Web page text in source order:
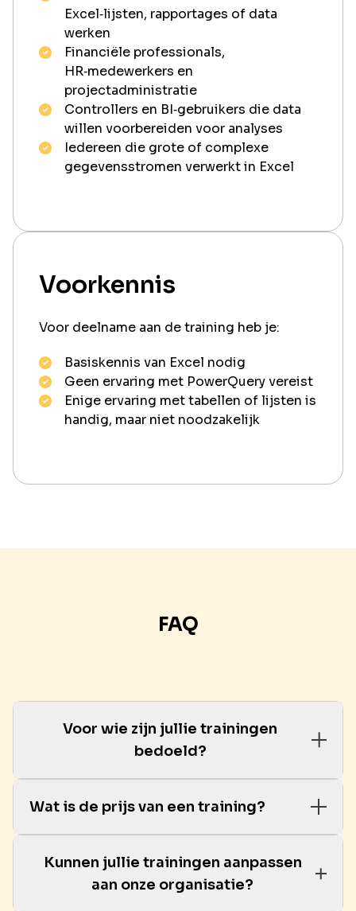
Excel‑lijsten, rapportages of data
werken
Financiële professionals,
HR‑medewerkers en
projectadministratie
Controllers en BI‑gebruikers die data
willen voorbereiden voor analyses
Iedereen die grote of complexe
gegevensstromen verwerkt in Excel
Voorkennis
Voor deelname aan de training heb je:
Basiskennis van Excel nodig
Geen ervaring met PowerQuery vereist
Enige ervaring met tabellen of lijsten is
handig, maar niet noodzakelijk
FAQ
Voor wie zijn jullie trainingen
bedoeld?
Wat is de prijs van een training?
Kunnen jullie trainingen aanpassen
aan onze organisatie?